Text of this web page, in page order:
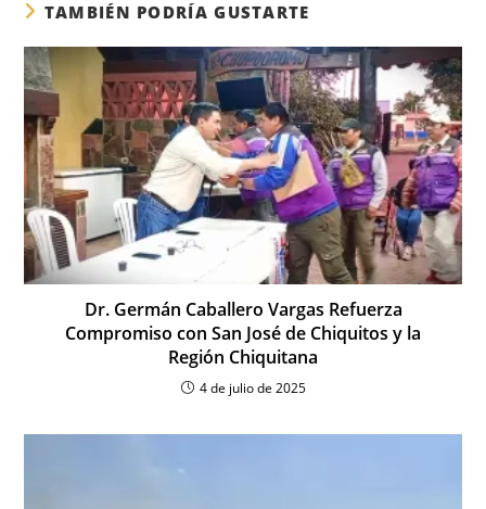
TAMBIÉN PODRÍA GUSTARTE
Dr. Germán Caballero Vargas Refuerza
Compromiso con San José de Chiquitos y la
Región Chiquitana
4 de julio de 2025